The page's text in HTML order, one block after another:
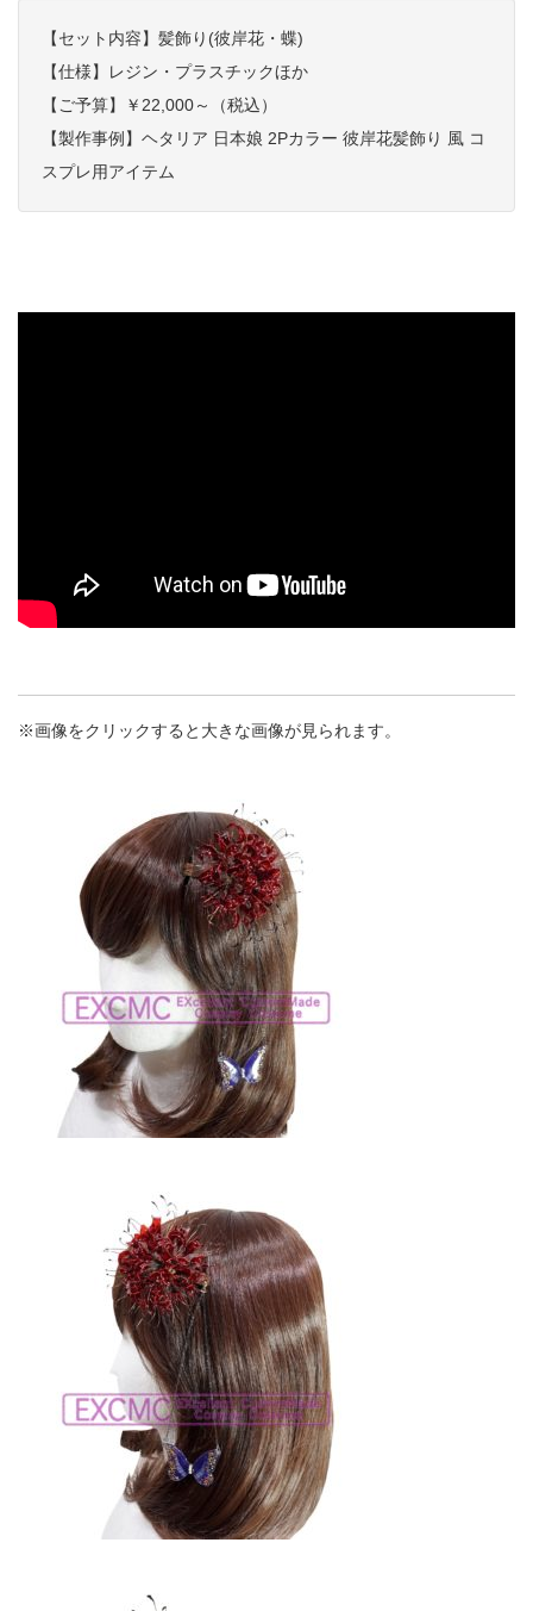
【セット内容】髪飾り(彼岸花・蝶)
【仕様】レジン・プラスチックほか
【ご予算】￥22, 000～（税込）
【製作事例】ヘタリア 日本娘 2Pカラー 彼岸花髪飾り 風 コ
スプレ用アイテム
※画像をクリックすると大きな画像が見られます。